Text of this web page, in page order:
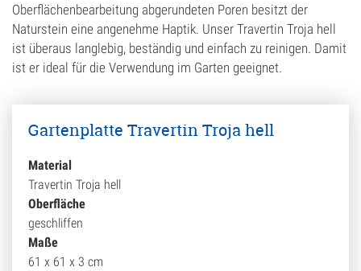
Oberflächenbearbeitung abgerundeten Poren besitzt der
Naturstein eine angenehme Haptik. Unser Travertin Troja hell
ist überaus langlebig, beständig und einfach zu reinigen. Damit
ist er ideal für die Verwendung im Garten geeignet.
Gartenplatte Travertin Troja hell
Material
Travertin Troja hell
Oberfläche
geschliffen
Maße
61 x 61 x 3 cm